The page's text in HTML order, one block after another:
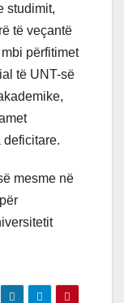
studimit,
të veçantë
përfitimet
të UNT-së
deficitare.
mesme në